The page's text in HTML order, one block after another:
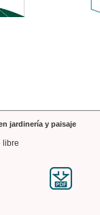
jardinería y paisaje
libre